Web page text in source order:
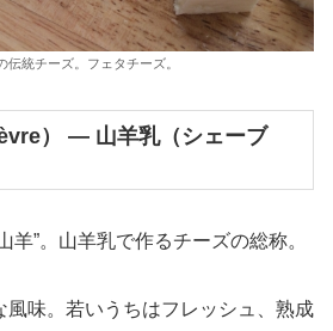
統チーズ。フェタチーズ。
） — 山羊乳（シェーブ
羊”。山羊乳で作るチーズの総称。
風味。若いうちはフレッシュ、熟成